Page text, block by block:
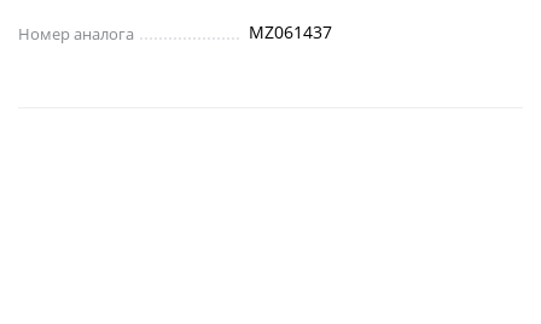
Номер аналога MZ061437